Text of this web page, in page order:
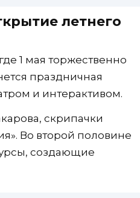
летнего
1 мая торжественно
праздничная
и интерактивом.
скрипачки
Во второй половине
создающие